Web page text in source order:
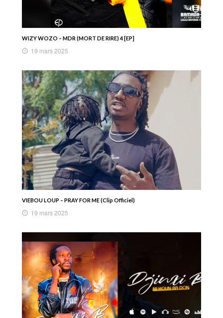
WIZY WOZO – MDR (MORT DE RIRE) 4 [EP]
19 mars 2025
VIEBOU LOUP – PRAY FOR ME (Clip Officiel)
19 mars 2025